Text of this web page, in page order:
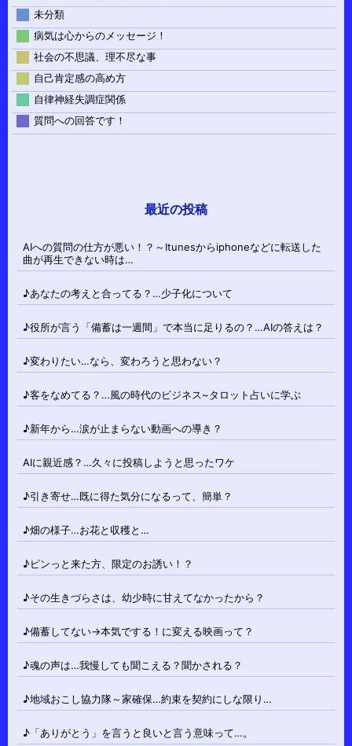
未分類
病気は心からのメッセージ！
社会の不思議、理不尽な事
自己肯定感の高め方
自律神経失調症関係
質問への回答です！
最近の投稿
AIへの質問の仕方が悪い！？～Itunesからiphoneなどに転送した
曲が再生できない時は…
♪あなたの考えと合ってる？…少子化について
♪役所が言う「備蓄は一週間」で本当に足りるの？…AIの答えは？
♪変わりたい…なら、変わろうと思わない？
♪客をなめてる？…風の時代のビジネス~タロット占いに学ぶ
♪新年から…涙が止まらない動画への導き？
AIに親近感？…久々に投稿しようと思ったワケ
♪引き寄せ…既に得た気分になるって、簡単？
♪畑の様子…お花と収穫と…
♪ピンっと来た方、限定のお誘い！？
♪その生きづらさは、幼少時に甘えてなかったから？
♪備蓄してない→本気でする！に変える映画って？
♪魂の声は…我慢しても聞こえる？聞かされる？
♪地域おこし協力隊～家確保…約束を契約にしな限り…
♪「ありがとう」を言うと良いと言う意味って…。